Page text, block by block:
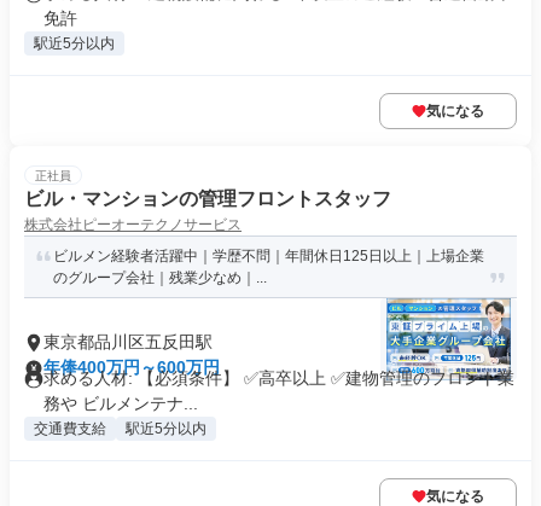
免許
駅近5分以内
気になる
正社員
ビル・マンションの管理フロントスタッフ
株式会社ピーオーテクノサービス
ビルメン経験者活躍中｜学歴不問｜年間休日125日以上｜上場企業
のグループ会社｜残業少なめ｜...
東京都品川区五反田駅
年俸400万円～600万円
求める人材: 【必須条件】 ✅️高卒以上 ✅️建物管理のフロント業
務や ビルメンテナ...
交通費支給 駅近5分以内
気になる